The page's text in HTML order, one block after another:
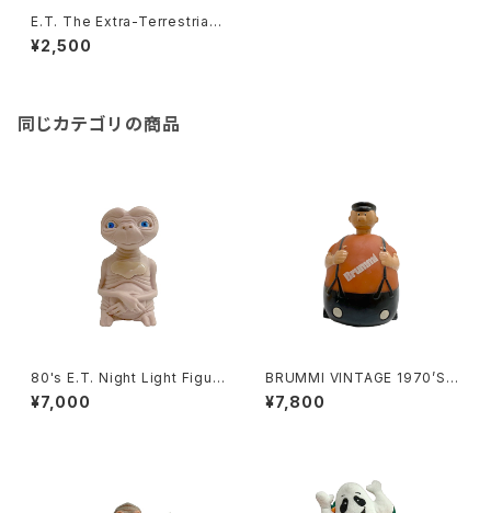
E.T. The Extra-Terrestrial
USJ Drink Topper Vinyl Fig
ure
¥2,500
同じカテゴリの商品
80's E.T. Night Light Figur
e with Box
¥7,000
BRUMMI VINTAGE 1970’S
¥7,800